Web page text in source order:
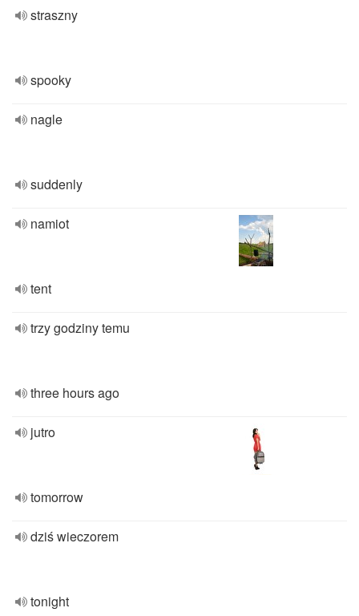
straszny
spooky
nagle
suddenly
namiot
tent
trzy godziny temu
three hours ago
jutro
tomorrow
dziś wieczorem
tonight